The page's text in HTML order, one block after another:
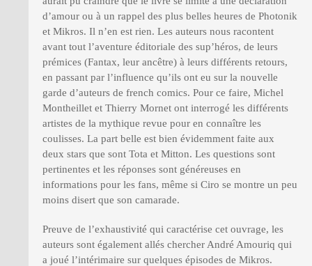
d’amour ou à un rappel des plus belles heures de Photonik
et Mikros. Il n’en est rien. Les auteurs nous racontent
avant tout l’aventure éditoriale des sup’héros, de leurs
prémices (Fantax, leur ancêtre) à leurs différents retours,
en passant par l’influence qu’ils ont eu sur la nouvelle
garde d’auteurs de french comics. Pour ce faire, Michel
Montheillet et Thierry Mornet ont interrogé les différents
artistes de la mythique revue pour en connaître les
coulisses. La part belle est bien évidemment faite aux
deux stars que sont Tota et Mitton. Les questions sont
pertinentes et les réponses sont généreuses en
informations pour les fans, même si Ciro se montre un peu
moins disert que son camarade.
Preuve de l’exhaustivité qui caractérise cet ouvrage, les
auteurs sont également allés chercher André Amouriq qui
a joué l’intérimaire sur quelques épisodes de Mikros.